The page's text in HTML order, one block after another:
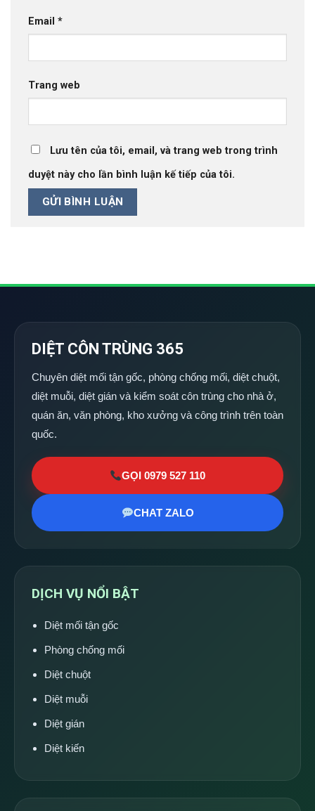
Email *
Trang web
Lưu tên của tôi, email, và trang web trong trình
duyệt này cho lần bình luận kế tiếp của tôi.
DIỆT CÔN TRÙNG 365
Chuyên diệt mối tận gốc, phòng chống mối, diệt chuột,
diệt muỗi, diệt gián và kiểm soát côn trùng cho nhà ở,
quán ăn, văn phòng, kho xưởng và công trình trên toàn
quốc.
GỌI 0979 527 110
CHAT ZALO
DỊCH VỤ NỔI BẬT
Diệt mối tận gốc
Phòng chống mối
Diệt chuột
Diệt muỗi
Diệt gián
Diệt kiến